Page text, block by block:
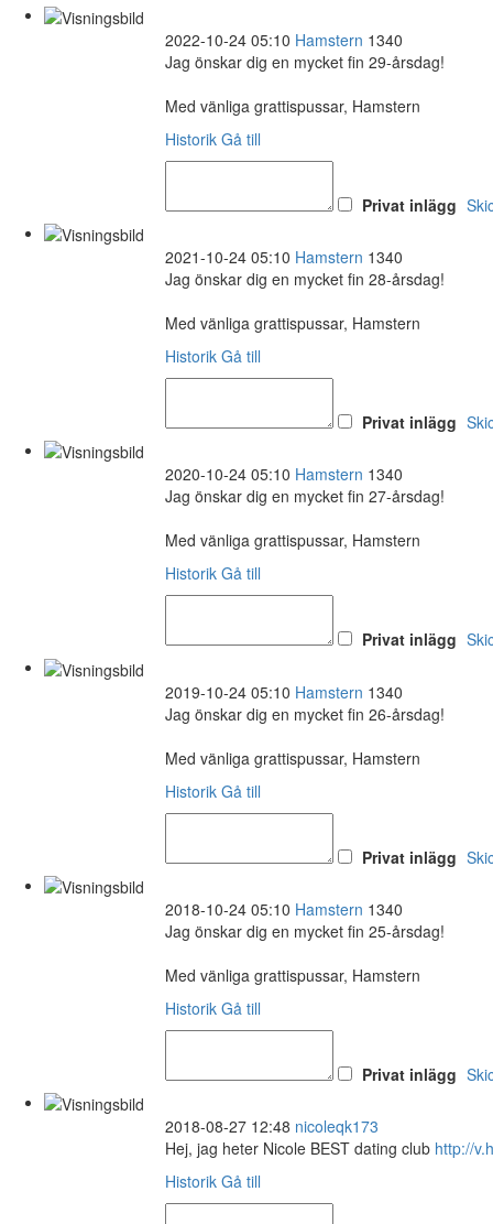
2022-10-24 05:10 Hamstern 1340
Jag önskar dig en mycket fin 29-årsdag!
Med vänliga grattispussar, Hamstern
Historik Gå till
Privat inlägg
2021-10-24 05:10 Hamstern 1340
Jag önskar dig en mycket fin 28-årsdag!
Med vänliga grattispussar, Hamstern
Historik Gå till
Privat inlägg
2020-10-24 05:10 Hamstern 1340
Jag önskar dig en mycket fin 27-årsdag!
Med vänliga grattispussar, Hamstern
Historik Gå till
Privat inlägg
2019-10-24 05:10 Hamstern 1340
Jag önskar dig en mycket fin 26-årsdag!
Med vänliga grattispussar, Hamstern
Historik Gå till
Privat inlägg
2018-10-24 05:10 Hamstern 1340
Jag önskar dig en mycket fin 25-årsdag!
Med vänliga grattispussar, Hamstern
Historik Gå till
Privat inlägg
2018-08-27 12:48 nicoleqk173
Hej, jag heter Nicole BEST dating club http://
Historik Gå till